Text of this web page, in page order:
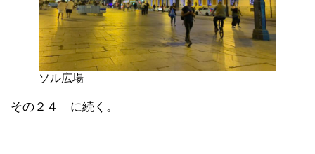
ソル広場
その２４ に続く。